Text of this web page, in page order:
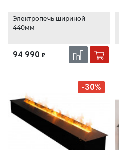
Электропечь шириной
440мм
94 990 ₽
-30%